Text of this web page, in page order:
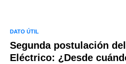
DATO ÚTIL
Segunda postulación
Eléctrico: ¿Desde